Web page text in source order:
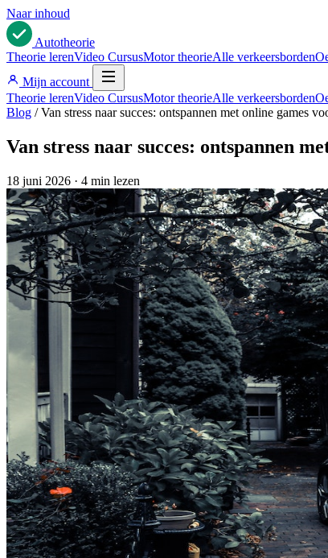
Naar inhoud
Autotheorie
Theorie lerenVideo CursusMotor theorieAlle verkeersborden
Mijn account
Theorie lerenVideo CursusMotor theorieAlle verkeersborden
Blog / Van stress naar succes: ontspannen met online games
Van stress naar succes: ontspannen
18 juni 2026 · 4 min lezen